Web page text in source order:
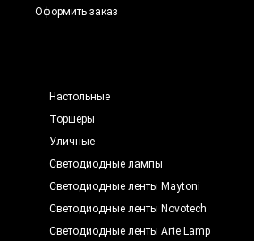
Оформить заказ
Настольные
Торшеры
Уличные
Светодиодные лампы
Светодиодные ленты Maytoni
Светодиодные ленты Novotech
Светодиодные ленты Arte Lamp